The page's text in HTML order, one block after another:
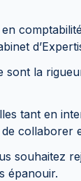
la
tant en
collaborer
souhaitez
épanouir.